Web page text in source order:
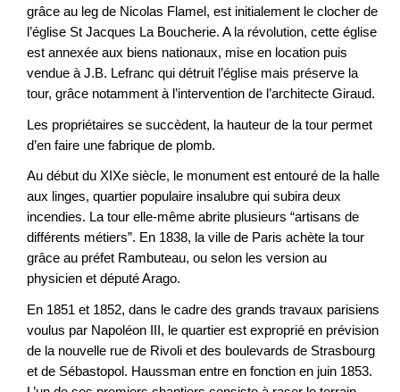
grâce au leg de Nicolas Flamel, est initialement le clocher de
l’église St Jacques La Boucherie. A la révolution, cette église
est annexée aux biens nationaux, mise en location puis
vendue à J.B. Lefranc qui détruit l’église mais préserve la
tour, grâce notamment à l’intervention de l’architecte Giraud.
Les propriétaires se succèdent, la hauteur de la tour permet
d’en faire une fabrique de plomb.
Au début du XIXe siècle, le monument est entouré de la halle
aux linges, quartier populaire insalubre qui subira deux
incendies. La tour elle-même abrite plusieurs “artisans de
différents métiers”. En 1838, la ville de Paris achète la tour
grâce au préfet Rambuteau, ou selon les version au
physicien et député Arago.
En 1851 et 1852, dans le cadre des grands travaux parisiens
voulus par Napoléon III, le quartier est exproprié en prévision
de la nouvelle rue de Rivoli et des boulevards de Strasbourg
et de Sébastopol. Haussman entre en fonction en juin 1853.